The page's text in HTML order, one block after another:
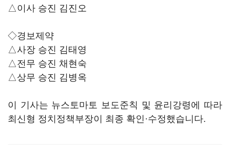
△이사 승진 김진오
◇경보제약
△사장 승진 김태영
△전무 승진 채현숙
△상무 승진 김병옥
이 기사는 뉴스토마토 보도준칙 및 윤리강령에 따라
최신형 정치정책부장이 최종 확인·수정했습니다.